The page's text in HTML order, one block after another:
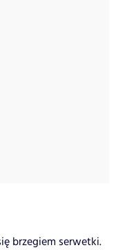
brzegiem serwetki.